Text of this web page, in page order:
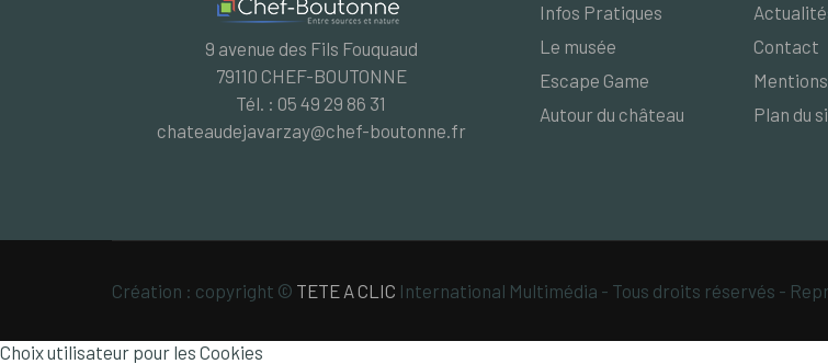
9 avenue des Fils Fouquaud
79110 CHEF-BOUTONNE
Tél. : 05 49 29 86 31
chateaudejavarzay@chef-boutonne.fr
Infos Pratiques
Le musée
Escape Game
Autour du château
Contact
Plan du
Création : copyright © TETE A CLIC International Multimédia - Tous droits réservés -
Choix utilisateur pour les Cookies